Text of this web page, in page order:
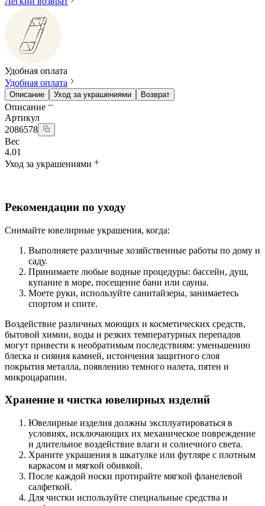
Удобная оплата
Удобная оплата
Описание Уход за украшениями Возврат
Описание
Артикул
2086578
Вес
4.01
Уход за украшениями
Рекомендации по уходу
Снимайте ювелирные украшения, когда:
Выполняете различные хозяйственные работы по дому и
саду.
Принимаете любые водные процедуры: бассейн, душ,
купание в море, посещение бани или сауны.
Моете руки, используйте санитайзеры, занимаетесь
спортом и спите.
Воздействие различных моющих и косметических средств,
бытовой химии, воды и резких температурных перепадов
могут привести к необратимым последствиям: уменьшению
блеска и сияния камней, истончения защитного слоя
покрытия металла, появлению темного налета, пятен и
микроцарапин.
Хранение и чистка ювелирных изделий
Ювелирные изделия должны эксплуатироваться в
условиях, исключающих их механическое повреждение
и длительное воздействие влаги и солнечного света.
Храните украшения в шкатулке или футляре с плотным
каркасом и мягкой обивкой.
После каждой носки протирайте мягкой фланелевой
салфеткой.
Для чистки используйте специальные средства и